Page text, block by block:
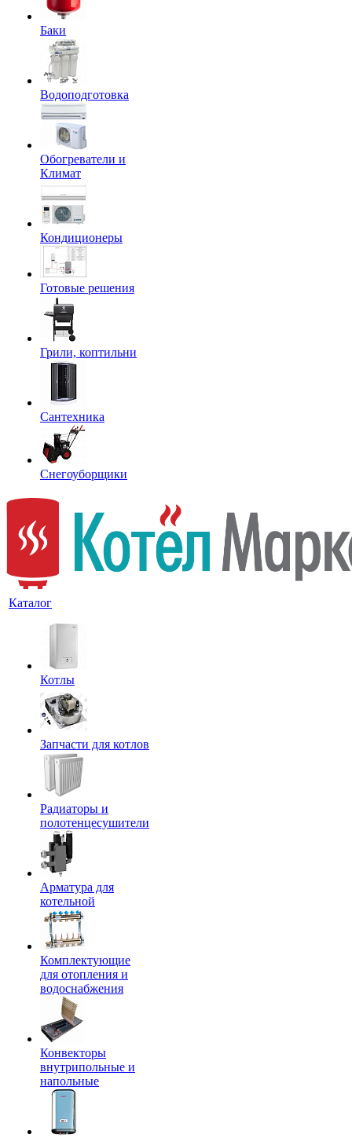
Баки
Водоподготовка
Обогреватели и
Климат
Кондиционеры
Готовые решения
Грили, коптильни
Сантехника
Снегоуборщики
Каталог
Котлы
Запчасти для котлов
Радиаторы и
полотенцесушители
Арматура для
котельной
Комплектующие
для отопления и
водоснабжения
Конвекторы
внутрипольные и
напольные